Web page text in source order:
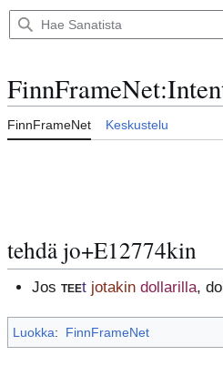
FinnFrameNet:
FinnFrameNet Keskustelu
tehdä jo+E12774kin
Jos teet jotakin dollarilla,
Luokka: FinnFrameNet